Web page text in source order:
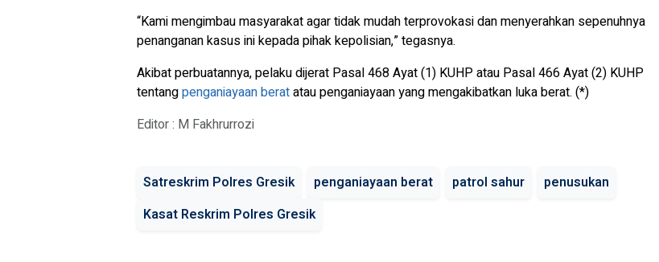
“Kami mengimbau masyarakat agar tidak mudah terprovokasi dan menyerahkan sepenuhnya
penanganan kasus ini kepada pihak kepolisian,” tegasnya.
Akibat perbuatannya, pelaku dijerat Pasal 468 Ayat (1) KUHP atau Pasal 466 Ayat (2) KUHP
tentangpenganiayaan beratatau penganiayaan yang mengakibatkan luka berat. (*)
Editor : M Fakhrurrozi
Satreskrim Polres Gresik penganiayaan berat patrol sahur
penusukan
Kasat Reskrim Polres Gresik